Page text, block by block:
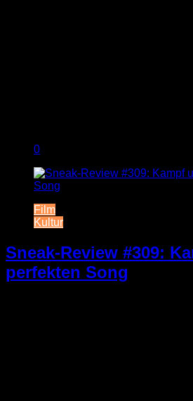
0
Film
Kultur
Sneak-Review #309:
perfekten Song